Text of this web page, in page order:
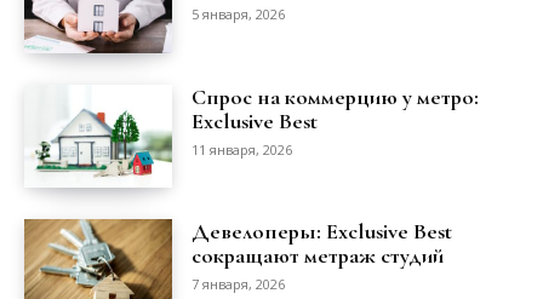
5 января, 2026
Спрос на коммерцию у метро:
Exclusive Best
11 января, 2026
Девелоперы: Exclusive Best
сокращают метраж студий
7 января, 2026